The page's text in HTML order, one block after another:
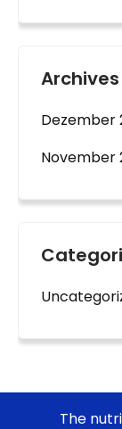
Archives
Dezember
November
The